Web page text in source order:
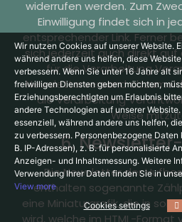
widerrufen werden. Zum
Einwilligung findet sich in
entsprechender Link. Ferner
sich jederzeit auch direkt
für die Verarbeitung
Newsletterversand
die Verarbeitung
Weise
6.
Die Newsletter der
enthalten sogenannte
eine Miniaturgrafik, die in
Wir nutzen Cookies auf unserer Website.
während andere uns helfen, diese
verbessern. Wenn Sie unter 16 Jahre alt
freiwilligen Diensten geben möchten,
Erziehungsberechtigten um Erlaubnis
andere Technologien auf unserer
essenziell, während andere uns helfen,
zu verbessern. Personenbezogene
B. IP-Adressen), z. B. für personalisierte
Anzeigen- und Inhaltsmessung. Weitere
Verwendung Ihrer Daten finden Sie in
View more
Cookies settings